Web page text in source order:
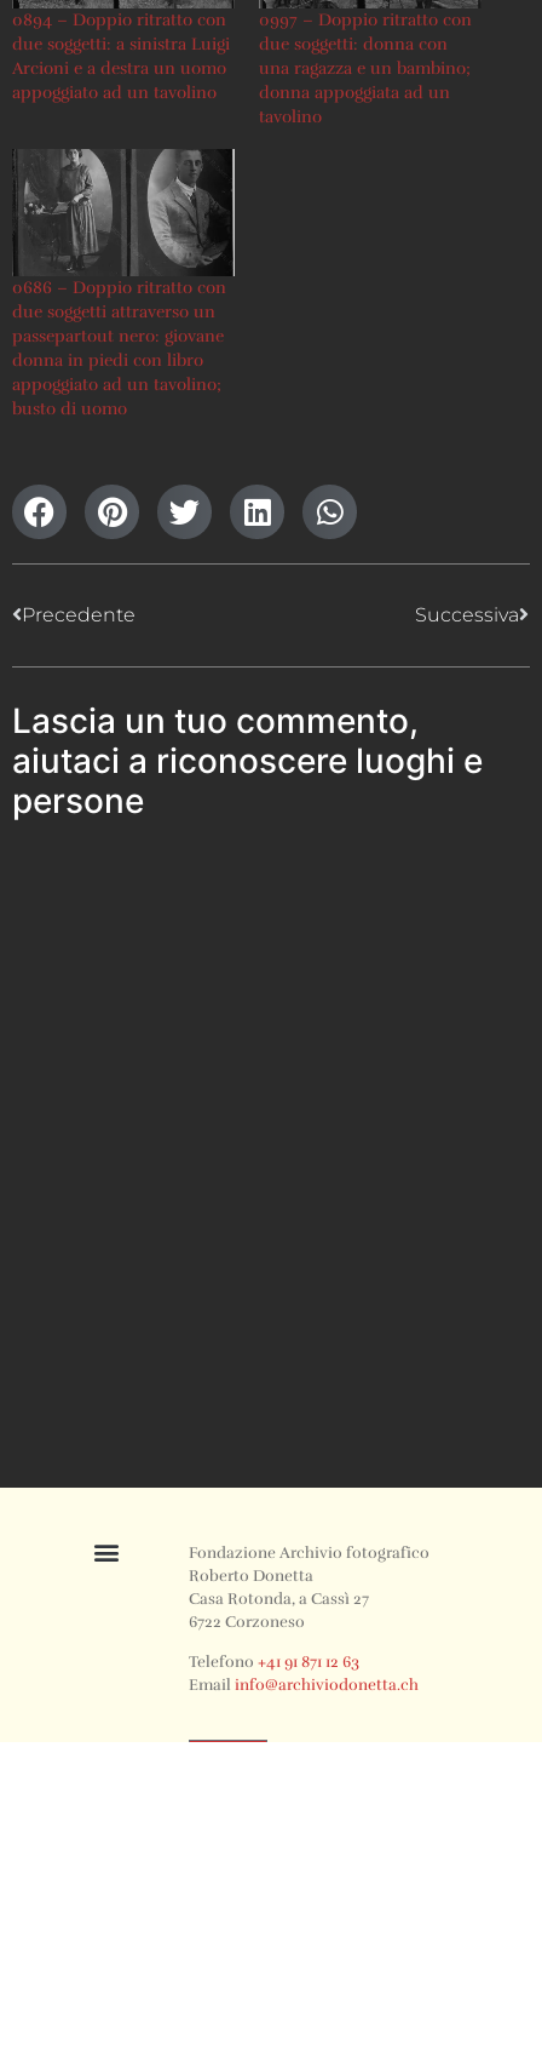
0894 – Doppio ritratto con
due soggetti: a sinistra Luigi
Arcioni e a destra un uomo
appoggiato ad un tavolino
0997 – Doppio ritratto con
due soggetti: donna con
una ragazza e un bambino;
donna appoggiata ad un
tavolino
0686 – Doppio ritratto con
due soggetti attraverso un
passepartout nero: giovane
donna in piedi con libro
appoggiato ad un tavolino;
busto di uomo
Precedente Successiva
Lascia un tuo commento,
aiutaci a riconoscere luoghi e
persone
Fondazione Archivio fotografico
Roberto Donetta
Casa Rotonda, a Cassì 27
6722 Corzoneso
Telefono+41 91 871 12 63
Emailinfo@archiviodonetta.ch